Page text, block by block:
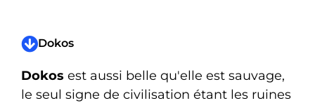
Dokos
Dokos est aussi belle qu'elle est sauvage,
le seul signe de civilisation étant les ruines